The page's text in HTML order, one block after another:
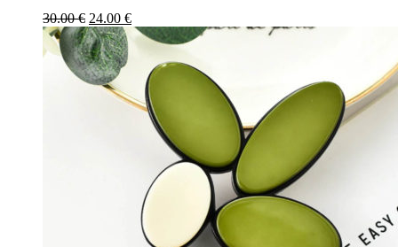
30.00€ Pôvodná
cena
bola:
30.00 €.
24.00 €Aktuálna
cena
24.00 €.